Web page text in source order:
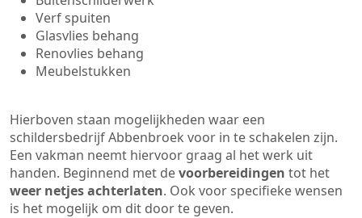
Verf spuiten
Glasvlies behang
Renovlies behang
Meubelstukken
Hierboven staan mogelijkheden waar een
schildersbedrijf Abbenbroek voor in te schakelen zijn.
Een vakman neemt hiervoor graag al het werk uit
handen. Beginnend met devoorbereidingen tot het
weer netjes achterlaten. Ook voor specifieke wensen
is het mogelijk om dit door te geven.